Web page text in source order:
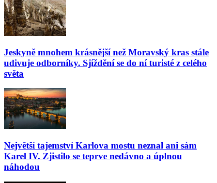
Jeskyně mnohem krásnější než Moravský kras stále
udivuje odborníky. Sjíždění se do ní turisté z celého
světa
Největší tajemství Karlova mostu neznal ani sám
Karel IV. Zjistilo se teprve nedávno a úplnou
náhodou